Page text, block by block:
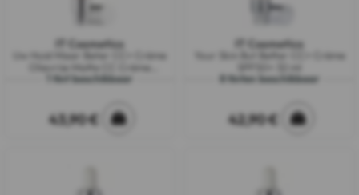
IT Cosmetics
Uw Huid Maar Beter CC+ Crème
Olievrije Matte CC Crème
Correctrice Haute Couvrance...
1 tint beschikbaar
43,90 €
IT Cosmetics
Your Skin But Better CC+ Crème
8 tinten beschikbaar
42,90 €